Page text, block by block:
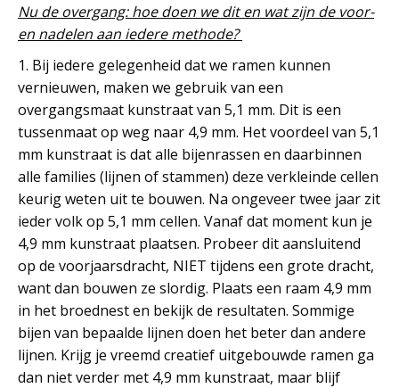
Nu de overgang: hoe doen we dit en wat zijn de voor-
en nadelen aan iedere methode?
1. Bij iedere gelegenheid dat we ramen kunnen
vernieuwen, maken we gebruik van een
overgangsmaat kunstraat van 5,1 mm. Dit is een
tussenmaat op weg naar 4,9 mm. Het voordeel van 5,1
mm kunstraat is dat alle bijenrassen en daarbinnen
alle families (lijnen of stammen) deze verkleinde cellen
keurig weten uit te bouwen. Na ongeveer twee jaar zit
ieder volk op 5,1 mm cellen. Vanaf dat moment kun je
4,9 mm kunstraat plaatsen. Probeer dit aansluitend
op de voorjaarsdracht, NIET tijdens een grote dracht,
want dan bouwen ze slordig. Plaats een raam 4,9 mm
in het broednest en bekijk de resultaten. Sommige
bijen van bepaalde lijnen doen het beter dan andere
lijnen. Krijg je vreemd creatief uitgebouwde ramen ga
dan niet verder met 4,9 mm kunstraat, maar blijf